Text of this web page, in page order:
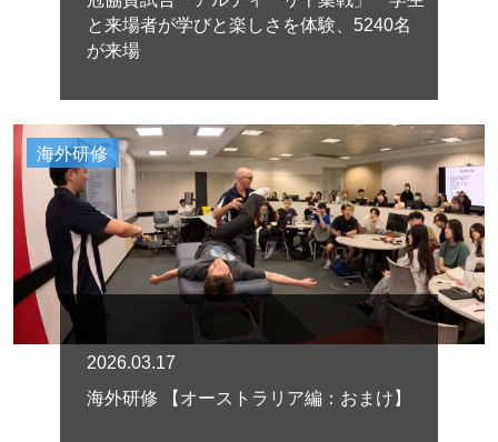
と来場者が学びと楽しさを体験、5240名
が来場
海外研修
2026.03.17
海外研修 【オーストラリア編：おまけ】